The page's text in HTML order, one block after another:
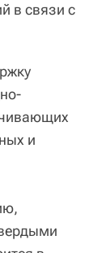
в связи с
и